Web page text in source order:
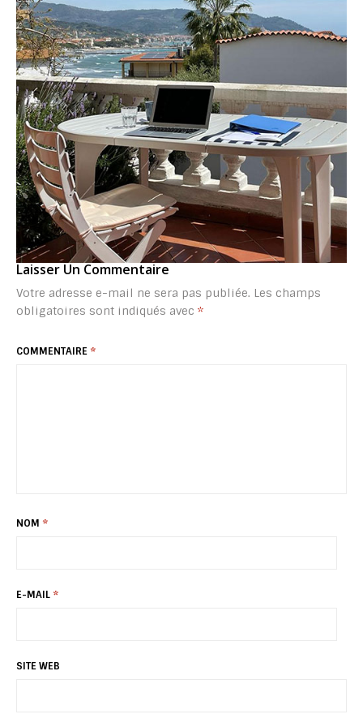
Laisser Un Commentaire
Votre adresse e-mail ne sera pas publiée. Les champs
obligatoires sont indiqués avec *
COMMENTAIRE *
NOM *
E-MAIL *
SITE WEB